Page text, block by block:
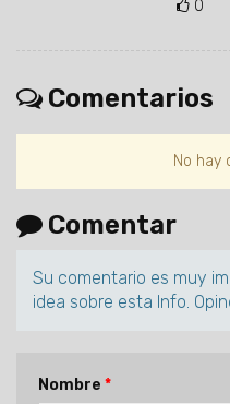
0
Comentarios
No hay
Comentar
Su comentario es muy
idea sobre esta Info.
Nombre